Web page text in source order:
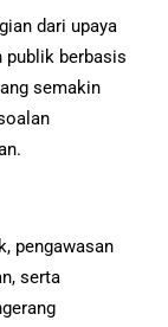
dari upaya
publik berbasis
semakin
pengawasan
serta